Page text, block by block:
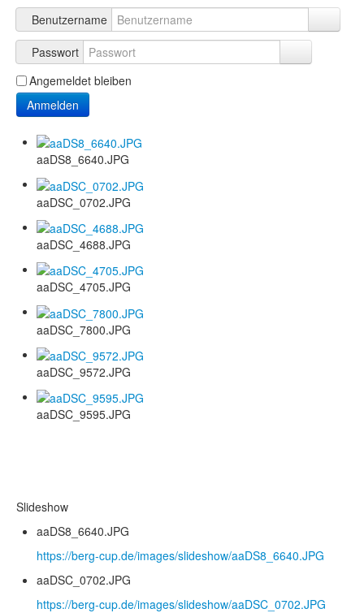
Benutzername
Passwort
Angemeldet bleiben
Anmelden
aaDS8_6640.JPG
aaDSC_0702.JPG
aaDSC_4688.JPG
aaDSC_4705.JPG
aaDSC_7800.JPG
aaDSC_9572.JPG
aaDSC_9595.JPG
Slideshow
aaDS8_6640.JPG
https://berg-cup.de/images/slideshow/aaDS8_6640.JPG
aaDSC_0702.JPG
https://berg-cup.de/images/slideshow/aaDSC_0702.JPG